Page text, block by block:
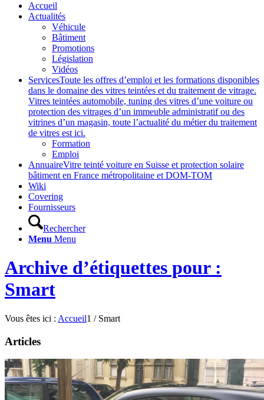
Accueil
Actualités
Véhicule
Bâtiment
Promotions
Législation
Vidéos
ServicesToute les offres d’emploi et les formations disponibles
dans le domaine des vitres teintées et du traitement de vitrage.
Vitres teintées automobile, tuning des vitres d’une voiture ou
protection des vitrages d’un immeuble administratif ou des
vitrines d’un magasin, toute l’actualité du métier du traitement
de vitres est ici.
Formation
Emploi
AnnuaireVitre teinté voiture en Suisse et protection solaire
bâtiment en France métropolitaine et DOM-TOM
Wiki
Covering
Fournisseurs
Rechercher
Menu Menu
Archive d’étiquettes pour :
Smart
Vous êtes ici : Accueil1 / Smart
Articles